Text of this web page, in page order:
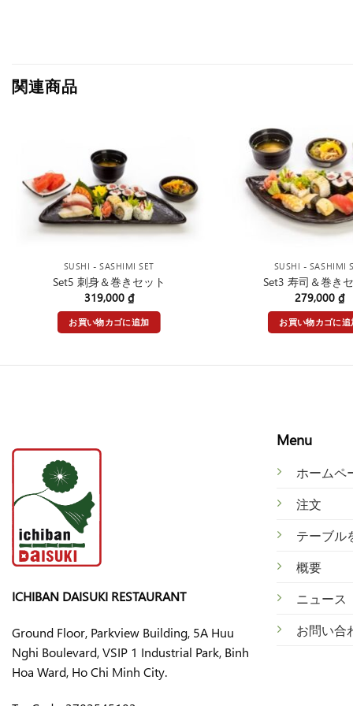
関連商品
SUSHI - SASHIMI SET
Set5 刺身＆巻きセット
319,000 ₫
お買い物カゴに追加
SUSHI - SASHIMI
Set3 寿司＆巻き
279,000 ₫
お買い物カゴに追
ICHIBAN DAISUKI RESTAURANT
Ground Floor, Parkview Building, 5A Huu
Nghi Boulevard, VSIP 1 Industrial Park, Binh
Hoa Ward, Ho Chi Minh City.
Menu
ホームペ
注文
テーブル
概要
ニ ュース
お問い合